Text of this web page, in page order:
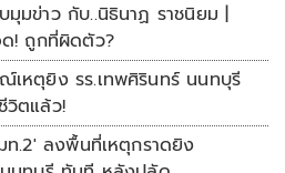
มุมข่าว กับ..นิธินาฏ ราชนิยม |
! ถูกที่ผิดตัว?
เหตุยิง รร.เทพศิรินทร์ นนทบุรี
วิตแล้ว!
ท.2' ลงพื้นที่เหตุกราดยิง